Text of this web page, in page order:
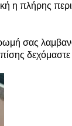
η πλήρης
σας